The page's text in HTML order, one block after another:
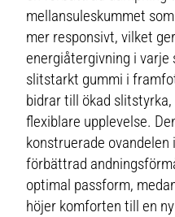
mellansuleskummet
mer responsivt, vilket
energiåtergivning i varje
slitstarkt gummi i
bidrar till ökad
flexiblare upplevelse.
konstruerade
förbättrad
optimal passform,
höjer komforten till en